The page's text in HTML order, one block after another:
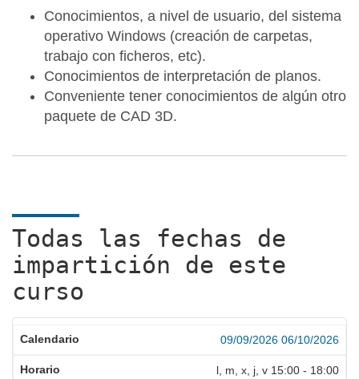
Conocimientos, a nivel de usuario, del sistema
operativo Windows (creación de carpetas,
trabajo con ficheros, etc).
Conocimientos de interpretación de planos.
Conveniente tener conocimientos de algún otro
paquete de CAD 3D.
Todas las fechas de
impartición de este
curso
09/09/2026 06/10/2026
l, m, x, j, v 15:00 - 18:00